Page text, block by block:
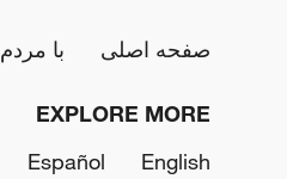
صفحه اصلی با مردم
EXPLORE MORE
English
Español